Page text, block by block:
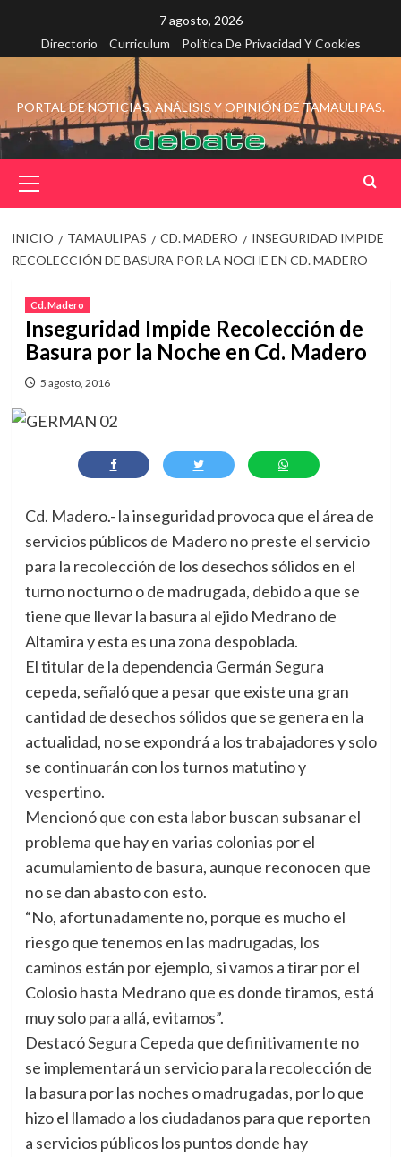
contenido
7 agosto, 2026
Directorio
Curriculum Política De Privacidad Y Cookies
PORTAL DE NOTICIAS, ANÁLISIS Y OPINIÓN DE TAMAULIPAS.
principal
INICIO TAMAULIPAS CD. MADERO
INSEGURIDAD IMPIDE
RECOLECCIÓN DE BASURA POR LA NOCHE EN CD. MADERO
Cd. Madero
Inseguridad Impide Recolección de
Basura por la Noche en Cd. Madero
5 agosto, 2016
Cd. Madero.- la inseguridad provoca que el área de
servicios públicos de Madero no preste el servicio
para la recolección de los desechos sólidos en el
turno nocturno o de madrugada, debido a que se
tiene que llevar la basura al ejido Medrano de
Altamira y esta es una zona despoblada.
El titular de la dependencia Germán Segura
cepeda, señaló que a pesar que existe una gran
cantidad de desechos sólidos que se genera en la
actualidad, no se expondrá a los trabajadores y solo
se continuarán con los turnos matutino y
vespertino.
Mencionó que con esta labor buscan subsanar el
problema que hay en varias colonias por el
acumulamiento de basura, aunque reconocen que
no se dan abasto con esto.
“No, afortunadamente no, porque es mucho el
riesgo que tenemos en las madrugadas, los
caminos están por ejemplo, si vamos a tirar por el
Colosio hasta Medrano que es donde tiramos, está
muy solo para allá, evitamos”.
Destacó Segura Cepeda que definitivamente no
se implementará un servicio para la recolección de
la basura por las noches o madrugadas, por lo que
hizo el llamado a los ciudadanos para que reporten
a servicios públicos los puntos donde hay